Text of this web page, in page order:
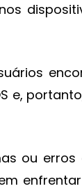
e,
ou